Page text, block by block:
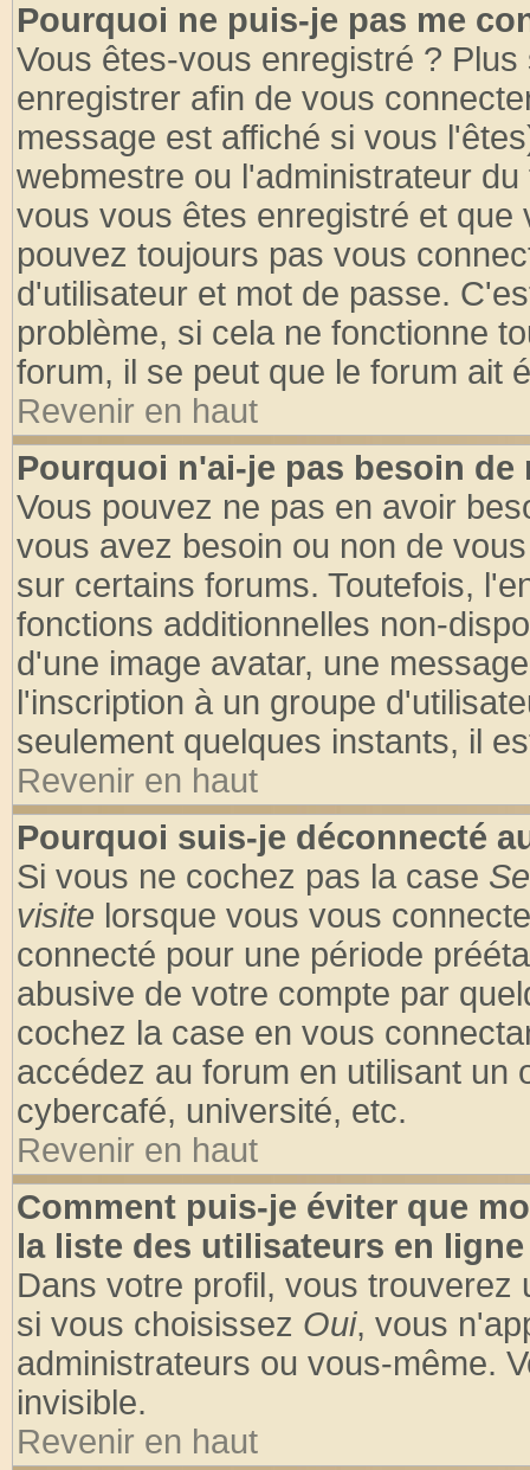
Pourquoi ne puis-je pas me
Vous êtes-vous enregistré ?
enregistrer afin de vous
message est affiché si vous
webmestre ou l'administrateur
vous vous êtes enregistré et
pouvez toujours pas vous
d'utilisateur et mot de passe.
problème, si cela ne fonctionne
forum, il se peut que le forum ait
Revenir en haut
Pourquoi n'ai-je pas besoin de
Vous pouvez ne pas en avoir
vous avez besoin ou non de
sur certains forums. Toutefois,
fonctions additionnelles non-
d'une image avatar, une
l'inscription à un groupe
seulement quelques instants, il
Revenir en haut
Pourquoi suis-je déconnecté
Si vous ne cochez pas la case
visite lorsque vous vous
connecté pour une période
abusive de votre compte par
cochez la case en vous
accédez au forum en utilisant un
cybercafé, université, etc.
Revenir en haut
Comment puis-je éviter que
la liste des utilisateurs en
Dans votre profil, vous trouverez
si vous choisissez Oui, vous
administrateurs ou vous-même.
invisible.
Revenir en haut